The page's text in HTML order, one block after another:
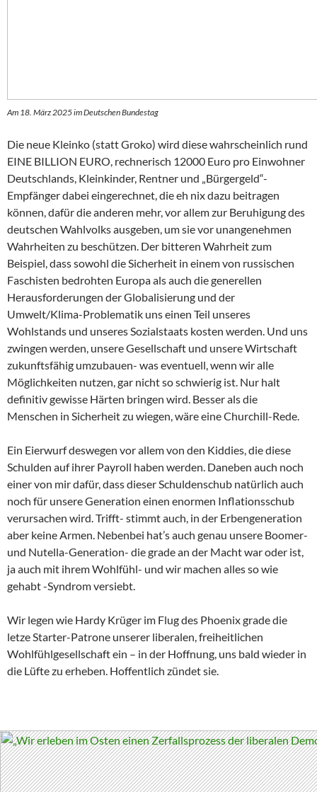
Am 18. März 2025 im Deutschen Bundestag
Die neue Kleinko (statt Groko) wird diese wahrscheinlich rund
EINE BILLION EURO, rechnerisch 12000 Euro pro Einwohner
Deutschlands, Kleinkinder, Rentner und „Bürgergeld“-
Empfänger dabei eingerechnet, die eh nix dazu beitragen
können, dafür die anderen mehr, vor allem zur Beruhigung des
deutschen Wahlvolks ausgeben, um sie vor unangenehmen
Wahrheiten zu beschützen. Der bitteren Wahrheit zum
Beispiel, dass sowohl die Sicherheit in einem von russischen
Faschisten bedrohten Europa als auch die generellen
Herausforderungen der Globalisierung und der
Umwelt/Klima-Problematik uns einen Teil unseres
Wohlstands und unseres Sozialstaats kosten werden. Und uns
zwingen werden, unsere Gesellschaft und unsere Wirtschaft
zukunftsfähig umzubauen- was eventuell, wenn wir alle
Möglichkeiten nutzen, gar nicht so schwierig ist. Nur halt
definitiv gewisse Härten bringen wird. Besser als die
Menschen in Sicherheit zu wiegen, wäre eine Churchill-Rede.
Ein Eierwurf deswegen vor allem von den Kiddies, die diese
Schulden auf ihrer Payroll haben werden. Daneben auch noch
einer von mir dafür, dass dieser Schuldenschub natürlich auch
noch für unsere Generation einen enormen Inflationsschub
verursachen wird. Trifft- stimmt auch, in der Erbengeneration
aber keine Armen. Nebenbei hat’s auch genau unsere Boomer-
und Nutella-Generation- die grade an der Macht war oder ist,
ja auch mit ihrem Wohlfühl- und wir machen alles so wie
gehabt -Syndrom versiebt.
Wir legen wie Hardy Krüger im Flug des Phoenix grade die
letze Starter-Patrone unserer liberalen, freiheitlichen
Wohlfühlgesellschaft ein – in der Hoffnung, uns bald wieder in
die Lüfte zu erheben. Hoffentlich zündet sie.